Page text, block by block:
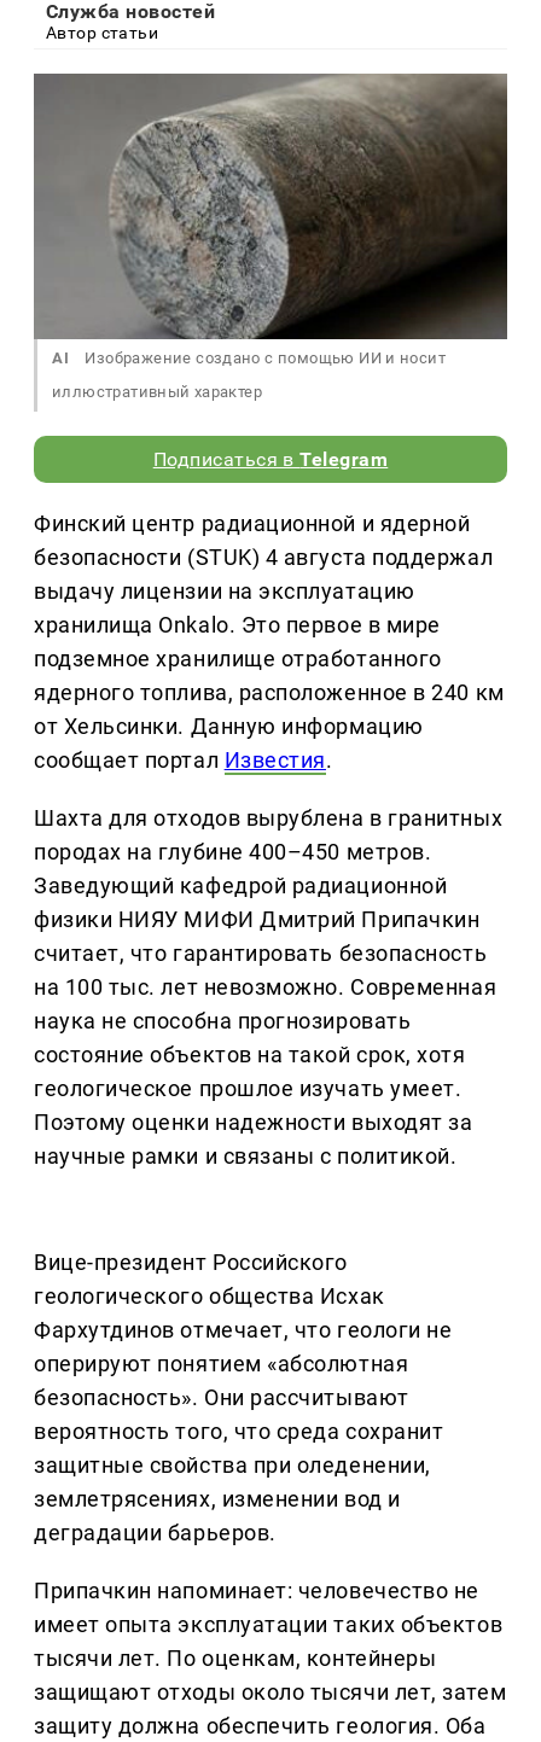
Служба новостей
Автор статьи
AI
Изображение создано с помощью ИИ и носит
иллюстративный характер
Подписаться вTelegram
Финский центр радиационной и ядерной
безопасности (STUK) 4 августа поддержал
выдачу лицензии на эксплуатацию
хранилища Onkalo. Это первое в мире
подземное хранилище отработанного
ядерного топлива, расположенное в 240 км
от Хельсинки. Данную информацию
сообщает портал Известия.
Шахта для отходов вырублена в гранитных
породах на глубине 400–450 метров.
Заведующий кафедрой радиационной
физики НИЯУ МИФИ Дмитрий Припачкин
считает, что гарантировать безопасность
на 100 тыс. лет невозможно. Современная
наука не способна прогнозировать
состояние объектов на такой срок, хотя
геологическое прошлое изучать умеет.
Поэтому оценки надежности выходят за
научные рамки и связаны с политикой.
Вице-президент Российского
геологического общества Исхак
Фархутдинов отмечает, что геологи не
оперируют понятием «абсолютная
безопасность». Они рассчитывают
вероятность того, что среда сохранит
защитные свойства при оледенении,
землетрясениях, изменении вод и
деградации барьеров.
Припачкин напоминает: человечество не
имеет опыта эксплуатации таких объектов
тысячи лет. По оценкам, контейнеры
защищают отходы около тысячи лет, затем
защиту должна обеспечить геология. Оба